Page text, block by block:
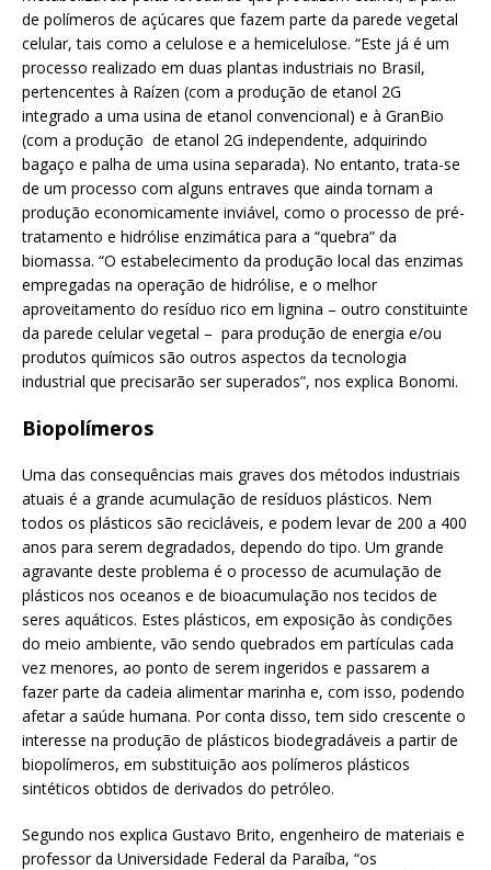
de polímeros de açúcares que fazem parte da parede vegetal
celular, tais como a celulose e a hemicelulose. “Este já é um
processo realizado em duas plantas industriais no Brasil,
pertencentes à Raízen (com a produção de etanol 2G
integrado a uma usina de etanol convencional) e à GranBio
(com a produção de etanol 2G independente, adquirindo
bagaço e palha de uma usina separada). No entanto, trata-se
de um processo com alguns entraves que ainda tornam a
produção economicamente inviável, como o processo de pré-
tratamento e hidrólise enzimática para a “quebra” da
biomassa. “O estabelecimento da produção local das enzimas
empregadas na operação de hidrólise, e o melhor
aproveitamento do resíduo rico em lignina – outro constituinte
da parede celular vegetal – para produção de energia e/ou
produtos químicos são outros aspectos da tecnologia
industrial que precisarão ser superados”, nos explica Bonomi.
Biopolímeros
Uma das consequências mais graves dos métodos industriais
atuais é a grande acumulação de resíduos plásticos. Nem
todos os plásticos são recicláveis, e podem levar de 200 a 400
anos para serem degradados, dependo do tipo. Um grande
agravante deste problema é o processo de acumulação de
plásticos nos oceanos e de bioacumulação nos tecidos de
seres aquáticos. Estes plásticos, em exposição às condições
do meio ambiente, vão sendo quebrados em partículas cada
vez menores, ao ponto de serem ingeridos e passarem a
fazer parte da cadeia alimentar marinha e, com isso, podendo
afetar a saúde humana. Por conta disso, tem sido crescente o
interesse na produção de plásticos biodegradáveis a partir de
biopolímeros, em substituição aos polímeros plásticos
sintéticos obtidos de derivados do petróleo.
Segundo nos explica Gustavo Brito, engenheiro de materiais e
professor da Universidade Federal da Paraíba, “os